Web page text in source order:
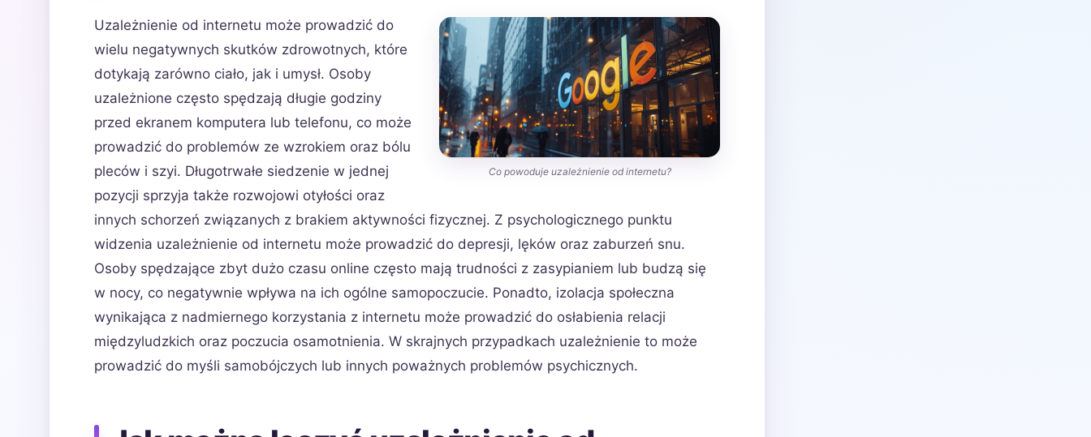
Co powoduje uzależnienie od internetu?
Uzależnienie od internetu może prowadzić do
wielu negatywnych skutków zdrowotnych, które
dotykają zarówno ciało, jak i umysł. Osoby
uzależnione często spędzają długie godziny
przed ekranem komputera lub telefonu, co może
prowadzić do problemów ze wzrokiem oraz bólu
pleców i szyi. Długotrwałe siedzenie w jednej
pozycji sprzyja także rozwojowi otyłości oraz
innych schorzeń związanych z brakiem aktywności fizycznej. Z psychologicznego punktu
widzenia uzależnienie od internetu może prowadzić do depresji, lęków oraz zaburzeń snu.
Osoby spędzające zbyt dużo czasu online często mają trudności z zasypianiem lub budzą się
w nocy, co negatywnie wpływa na ich ogólne samopoczucie. Ponadto, izolacja społeczna
wynikająca z nadmiernego korzystania z internetu może prowadzić do osłabienia relacji
międzyludzkich oraz poczucia osamotnienia. W skrajnych przypadkach uzależnienie to może
prowadzić do myśli samobójczych lub innych poważnych problemów psychicznych.